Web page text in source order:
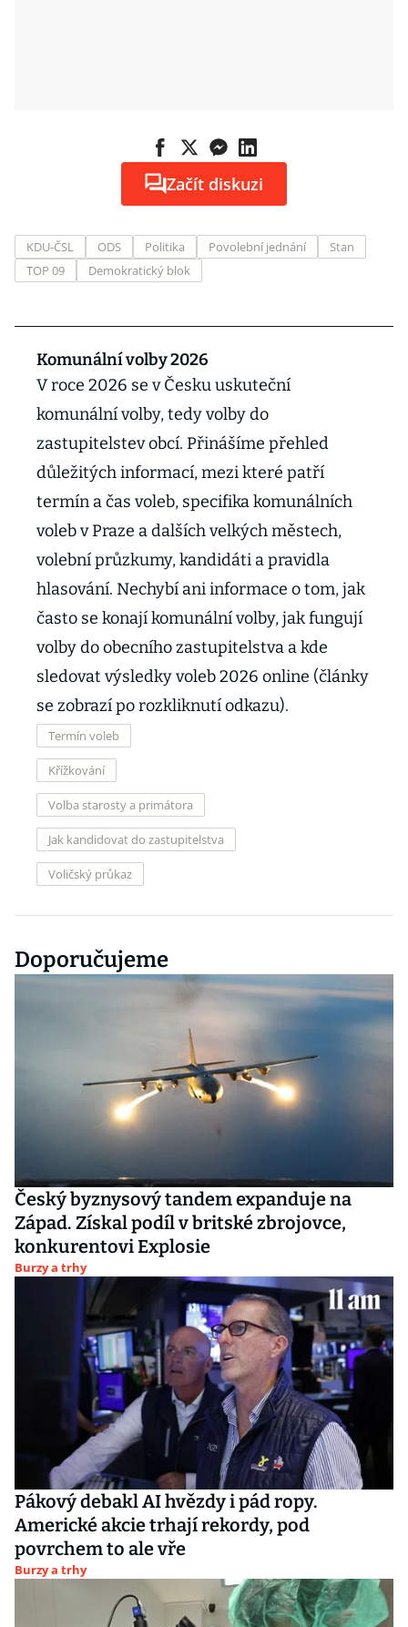
Začít diskuzi
KDU-ČSL ODS Politika Povolební jednání
Stan
TOP 09
Demokratický blok
Komunální volby 2026
V roce 2026 se v Česku uskuteční
komunální volby, tedy volby do
zastupitelstev obcí. Přinášíme přehled
důležitých informací, mezi které patří
termín a čas voleb, specifika komunálních
voleb v Praze a dalších velkých městech,
volební průzkumy, kandidáti a pravidla
hlasování. Nechybí ani informace o tom, jak
často se konají komunální volby, jak fungují
volby do obecního zastupitelstva a kde
sledovat výsledky voleb 2026 online (články
se zobrazí po rozkliknutí odkazu).
Termín voleb
Křížkování
Volba starosty a primátora
Jak kandidovat do zastupitelstva
Voličský průkaz
Doporučujeme
Český byznysový tandem expanduje na
Západ. Získal podíl v britské zbrojovce,
konkurentovi Explosie
Burzy a trhy
Pákový debakl AI hvězdy i pád ropy.
Americké akcie trhají rekordy, pod
povrchem to ale vře
Burzy a trhy